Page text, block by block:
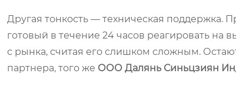
Другая тонкость — техническая поддержка.
готовый в течение 24 часов реагировать
с рынка, считая его слишком сложным.
партнера, того же ООО Далянь Синьцзиян